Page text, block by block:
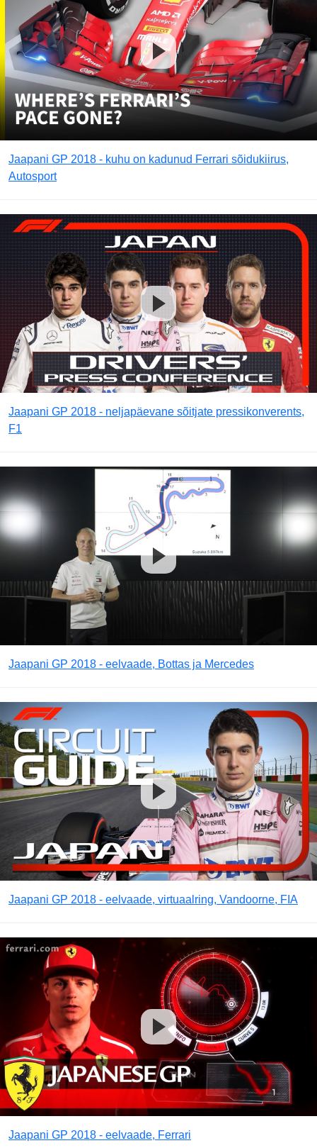
Jaapani GP 2018 - kuhu on kadunud Ferrari sõidukiirus,
Autosport
Jaapani GP 2018 - neljapäevane sõitjate pressikonverents,
F1
Jaapani GP 2018 - eelvaade, Bottas ja Mercedes
Jaapani GP 2018 - eelvaade, virtuaalring, Vandoorne, FIA
Jaapani GP 2018 - eelvaade, Ferrari